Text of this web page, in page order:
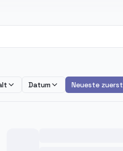
Datum Neueste zuerst